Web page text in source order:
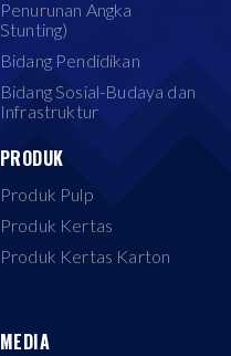
Penurunan Angka
Stunting)
Bidang Pendidikan
Bidang Sosial-Budaya dan
Infrastruktur
PRODUK
Produk Pulp
Produk Kertas
Produk Kertas Karton
MEDIA